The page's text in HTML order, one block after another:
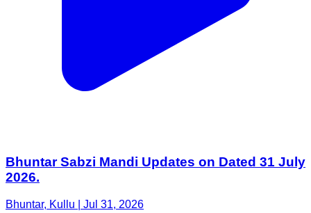
Bhuntar Sabzi Mandi Updates on Dated 31 July
2026.
Bhuntar, Kullu | Jul 31, 2026